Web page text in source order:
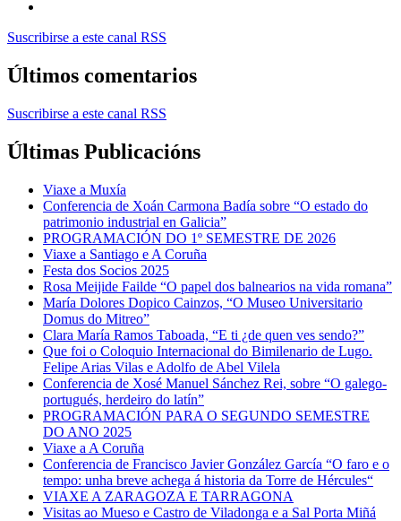
Suscribirse a este canal RSS
Últimos comentarios
Suscribirse a este canal RSS
Últimas Publicacións
Viaxe a Muxía
Conferencia de Xoán Carmona Badía sobre “O estado do
patrimonio industrial en Galicia”
PROGRAMACIÓN DO 1º SEMESTRE DE 2026
Viaxe a Santiago e A Coruña
Festa dos Socios 2025
Rosa Meijide Failde “O papel dos balnearios na vida romana”
María Dolores Dopico Cainzos, “O Museo Universitario
Domus do Mitreo”
Clara María Ramos Taboada, “E ti ¿de quen ves sendo?”
Que foi o Coloquio Internacional do Bimilenario de Lugo.
Felipe Arias Vilas e Adolfo de Abel Vilela
Conferencia de Xosé Manuel Sánchez Rei, sobre “O galego-
portugués, herdeiro do latín”
PROGRAMACIÓN PARA O SEGUNDO SEMESTRE
DO ANO 2025
Viaxe a A Coruña
Conferencia de Francisco Javier González García “O faro e o
tempo: unha breve achega á historia da Torre de Hércules“
VIAXE A ZARAGOZA E TARRAGONA
Visitas ao Mueso e Castro de Viladonga e a Sal Porta Miñá